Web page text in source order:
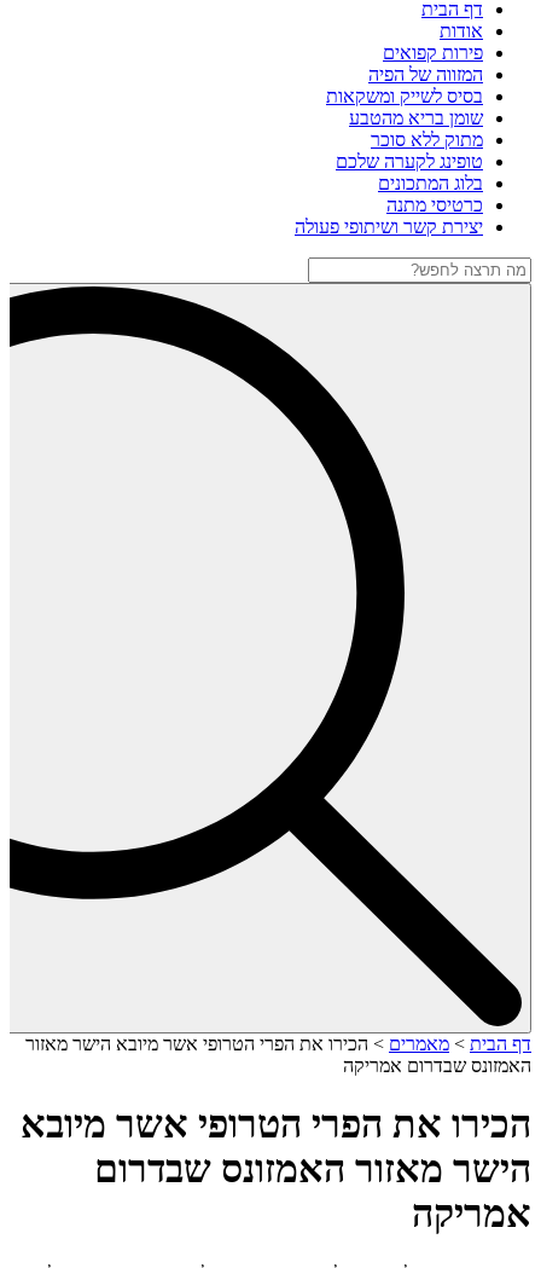
דף הבית
אודות
פירות קפואים
המזווה של הפיה
בסיס לשייק ומשקאות
שומן בריא מהטבע
מתוק ללא סוכר
טופינג לקערה שלכם
בלוג המתכונים
כרטיסי מתנה
יצירת קשר ושיתופי פעולה
דף הבית > מאמרים > הכירו את הפרי הטרופי אשר מיובא הישר מאזור
האמזונס שבדרום אמריקה
הכירו את הפרי הטרופי אשר מיובא
הישר מאזור האמזונס שבדרום
אמריקה